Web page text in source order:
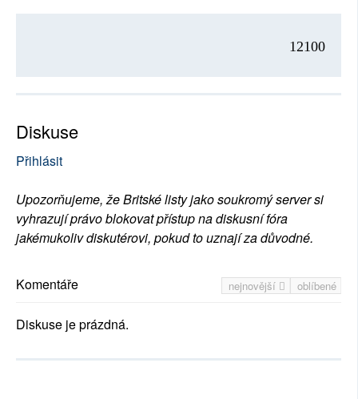
12100
Diskuse
Přihlásit
Upozorňujeme, že Britské listy jako soukromý server si
vyhrazují právo blokovat přístup na diskusní fóra
jakémukoliv diskutérovi, pokud to uznají za důvodné.
nejnovější oblíbené
Komentáře
Diskuse je prázdná.